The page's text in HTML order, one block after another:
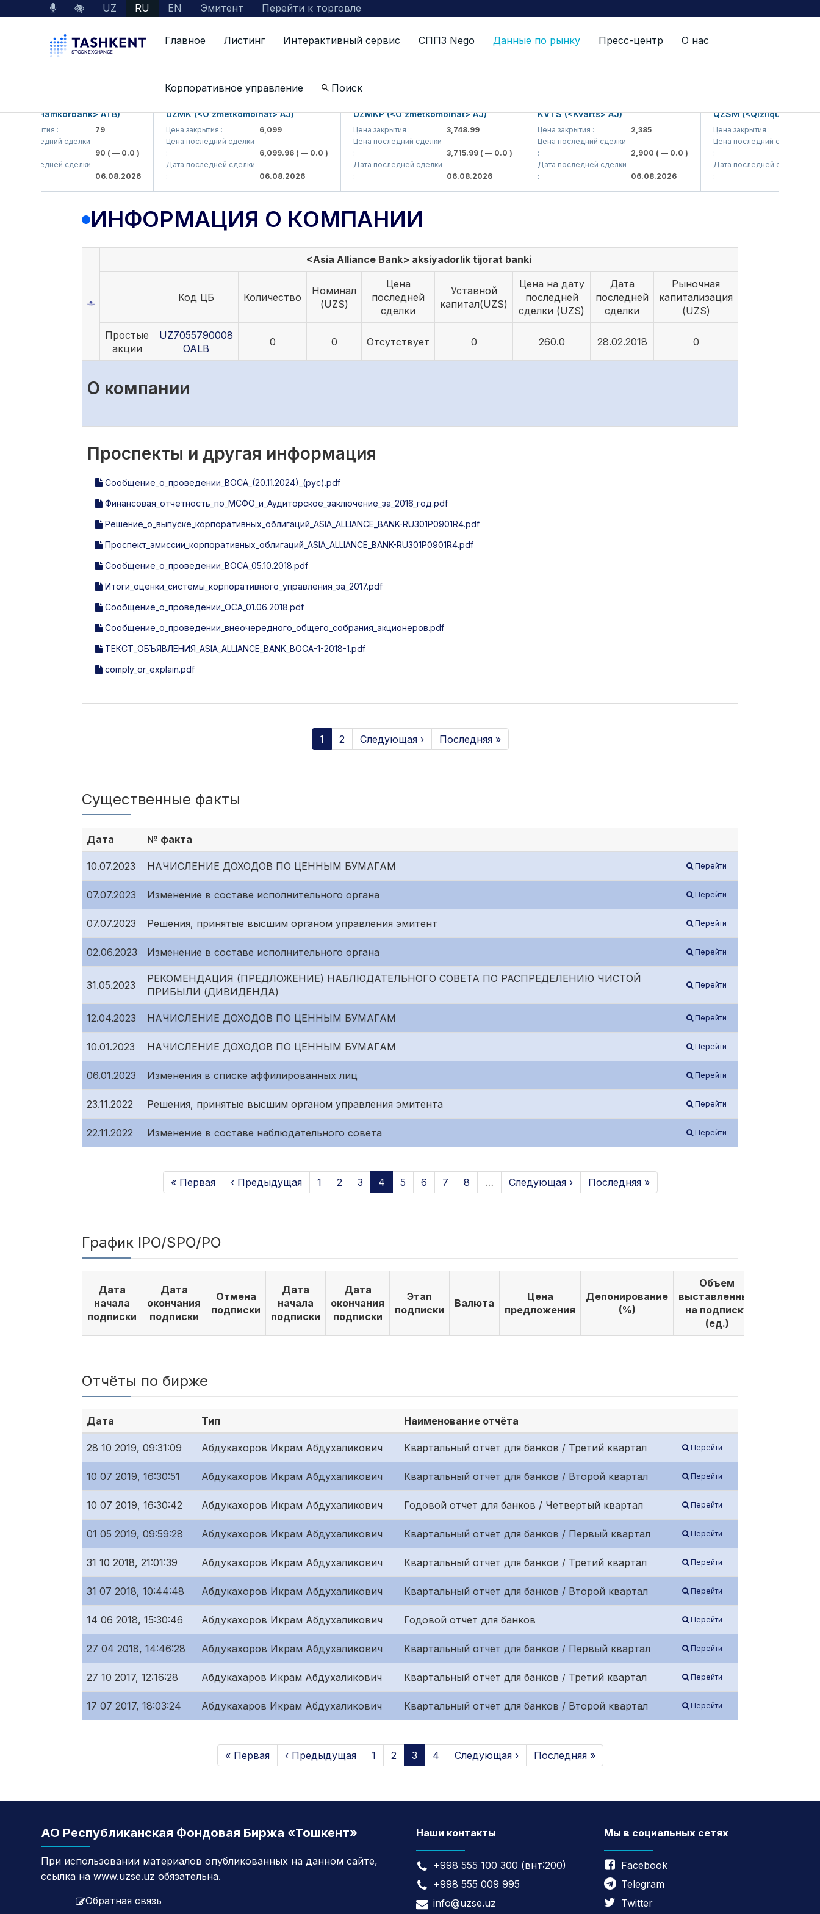
UZ RU EN Эмитент Перейти к торговле
Главное Листинг Интерактивный сервис СППЗ Nego Данные по рынку Пресс-центр О нас
Корпоративное управление Поиск
Информация о компании
(<Hamkorbank> ATB)
закрытия :
последний сделки
( — 0.0 )
последней сделки
06.08.2026
UZMK (<O'zmetkombinat> AJ)
Цена закрытия :
6,099
Цена последний сделки
6,099.96( — 0.0 )
Дата последней сделки
06.08.2026
UZMKP (<O'zmetkombinat> AJ)
Цена закрытия :
3,748.99
Цена последний сделки
3,715.99( — 0.0 )
Дата последней сделки
06.08.2026
KVTS (<Kvarts> AJ)
Цена закрытия :
2,385
Цена последний сделки
2,900( — 0.0 )
Дата последней сделки
06.08.2026
QZSM (<Qizilqumsement>
Цена закрытия :
Цена последний сделки
Дата последней сделки
ИНФОРМАЦИЯ О КОМПАНИИ
<Asia Alliance Bank> aksiyadorlik tijorat banki
Код ЦБ Количество
Номинал
(UZS)
Цена
последней
сделки
Уставной
капитал(UZS)
Цена на дату
последней
сделки (UZS)
Дата
последней
сделки
Рыночная
капитализация
(UZS)
Простые
акции
UZ7055790008
OALB
0 0 Отсутствует 0 260.0 28.02.2018 0
О компании
Проспекты и другая информация
Сообщение_о_проведении_ВОСА_(20.11.2024)_(рус).pdf
Финансовая_отчетность_по_МСФО_и_Аудиторское_заключение_за_2016_год.pdf
Решение_о_выпуске_корпоративных_облигаций_ASIA_ALLIANCE_BANK-RU301P0901R4.pdf
Проспект_эмиссии_корпоративных_облигаций_ASIA_ALLIANCE_BANK-RU301P0901R4.pdf
Сообщение_о_проведении_ВОСА_05.10.2018.pdf
Итоги_оценки_системы_корпоративного_управления_за_2017.pdf
Сообщение_о_проведении_ОСА_01.06.2018.pdf
Сообщение_о_проведении_внеочередного_общего_собрания_акционеров.pdf
ТЕКСТ_ОБЪЯВЛЕНИЯ_ASIA_ALLIANCE_BANK_ВОСА-1-2018-1.pdf
comply_or_explain.pdf
1 2 Следующая › Последняя »
Существенные факты
Дата № факта
10.07.2023 НАЧИСЛЕНИЕ ДОХОДОВ ПО ЦЕННЫМ БУМАГАМ Перейти
07.07.2023 Изменение в составе исполнительного органа Перейти
07.07.2023 Решения, принятые высшим органом управления эмитент Перейти
02.06.2023 Изменение в составе исполнительного органа Перейти
31.05.2023
РЕКОМЕНДАЦИЯ (ПРЕДЛОЖЕНИЕ) НАБЛЮДАТЕЛЬНОГО СОВЕТА ПО РАСПРЕДЕЛЕНИЮ ЧИСТОЙ
ПРИБЫЛИ (ДИВИДЕНДА)
Перейти
12.04.2023 НАЧИСЛЕНИЕ ДОХОДОВ ПО ЦЕННЫМ БУМАГАМ Перейти
10.01.2023 НАЧИСЛЕНИЕ ДОХОДОВ ПО ЦЕННЫМ БУМАГАМ Перейти
06.01.2023 Изменения в списке аффилированных лиц Перейти
23.11.2022 Решения, принятые высшим органом управления эмитента Перейти
22.11.2022 Изменение в составе наблюдательного совета Перейти
« Первая ‹ Предыдущая 1 2 3 4 5 6 7 8 … Следующая › Последняя »
График IPO/SPO/PO
Дата
начала
подписки
Дата
окончания
подписки
Отмена
подписки
Дата
начала
подписки
Дата
окончания
подписки
Этап
подписки
Валюта
Цена
предложения
Депонирование
(%)
Объем
выставленных
на подписку
(ед.)
Отчёты по бирже
Дата Тип Наименование отчёта
28 10 2019, 09:31:09 Абдукахоров Икрам Абдухаликович Квартальный отчет для банков / Третий квартал Перейти
10 07 2019, 16:30:51 Абдукахоров Икрам Абдухаликович Квартальный отчет для банков / Второй квартал Перейти
10 07 2019, 16:30:42 Абдукахоров Икрам Абдухаликович Годовой отчет для банков / Четвертый квартал Перейти
01 05 2019, 09:59:28 Абдукахоров Икрам Абдухаликович Квартальный отчет для банков / Первый квартал Перейти
31 10 2018, 21:01:39 Абдукахоров Икрам Абдухаликович Квартальный отчет для банков / Третий квартал Перейти
31 07 2018, 10:44:48 Абдукахоров Икрам Абдухаликович Квартальный отчет для банков / Второй квартал Перейти
14 06 2018, 15:30:46 Абдукахоров Икрам Абдухаликович Годовой отчет для банков Перейти
27 04 2018, 14:46:28 Абдукахоров Икрам Абдухаликович Квартальный отчет для банков / Первый квартал Перейти
27 10 2017, 12:16:28 Абдукахаров Икрам Абдухаликович Квартальный отчет для банков / Третий квартал Перейти
17 07 2017, 18:03:24 Абдукахаров Икрам Абдухаликович Квартальный отчет для банков / Второй квартал Перейти
« Первая ‹ Предыдущая 1 2 3 4 Следующая › Последняя »
АО Республиканская Фондовая Биржа «Тошкент»
При использовании материалов опубликованных на данном сайте,
ссылка на www.uzse.uz обязательна.
Обратная связь
Наши контакты
+998 555 100 300 (внт:200)
+998 555 009 995
info@uzse.uz
Мы в социальных сетях
Facebook
Telegram
Twitter